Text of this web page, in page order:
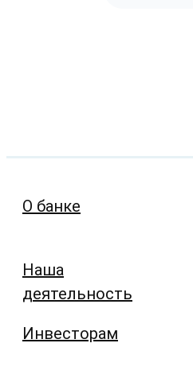
О банке
Наша
деятельность
Инвесторам